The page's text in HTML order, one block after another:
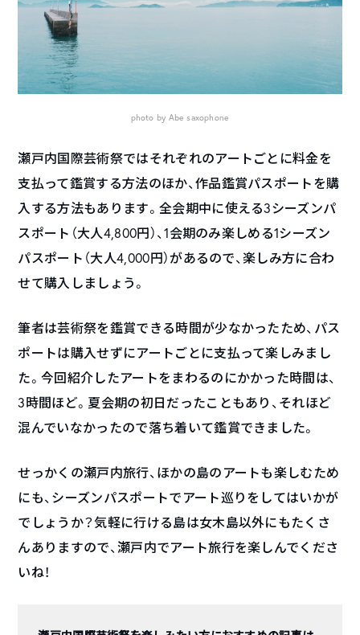
photo by Abe saxophone
瀬戸内国際芸術祭ではそれぞれのアートごとに料金を
支払って鑑賞する方法のほか、作品鑑賞パスポートを購
入する方法もあります。全会期中に使える3シーズンパ
スポート（大人4,800円）、1会期のみ楽しめる1シーズン
パスポート（大人4,000円）があるので、楽しみ方に合わ
せて購入しましょう。
筆者は芸術祭を鑑賞できる時間が少なかったため、パス
ポートは購入せずにアートごとに支払って楽しみまし
た。今回紹介したアートをまわるのにかかった時間は、
3時間ほど。夏会期の初日だったこともあり、それほど
混んでいなかったので落ち着いて鑑賞できました。
せっかくの瀬戸内旅行、ほかの島のアートも楽しむため
にも、シーズンパスポートでアート巡りをしてはいかが
でしょうか？気軽に行ける島は女木島以外にもたくさ
んありますので、瀬戸内でアート旅行を楽しんでくださ
いね！